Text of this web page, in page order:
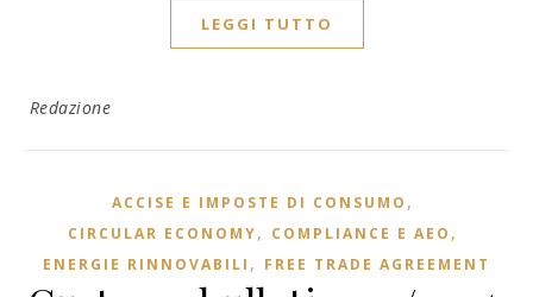
LEGGI TUTTO
Redazione
ACCISE E IMPOSTE DI CONSUMO ,
CIRCULAR ECONOMY, COMPLIANCE E AEO ,
ENERGIE RINNOVABILI , FREE TRADE AGREEMENT